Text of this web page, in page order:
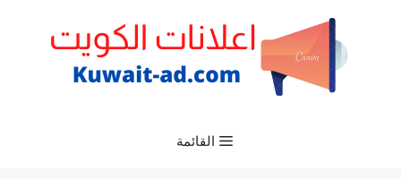
القائمة